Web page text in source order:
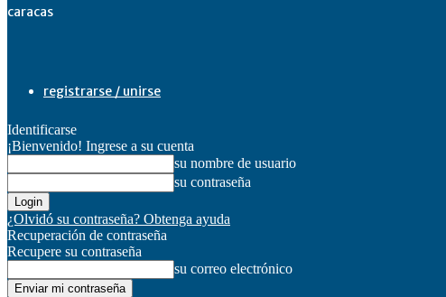
caracas
registrarse / unirse
Identificarse
¡Bienvenido! Ingrese a su cuenta
su nombre de usuario
su contraseña
¿Olvidó su contraseña? Obtenga ayuda
Recuperación de contraseña
Recupere su contraseña
su correo electrónico